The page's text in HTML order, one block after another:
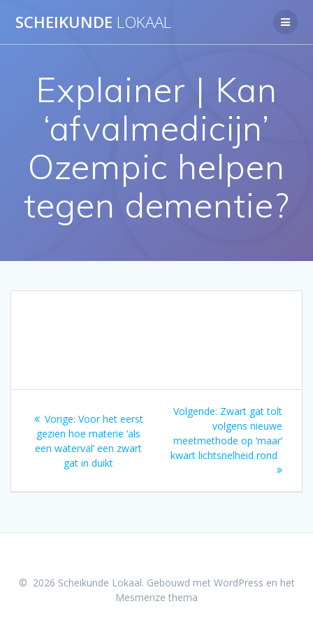
naar
SCHEIKUNDE LOKAAL
Explainer | Kan
‘afvalmedicijn’
Ozempic helpen
tegen dementie?
navigatie
Vorige: Vorig
bericht:
Voor het eerst
gezien hoe materie ‘als
een waterval’ een zwart
gat in duikt
Volgende: Volgend
bericht:
Zwart gat tolt
volgens nieuwe
meetmethode op ‘maar’
kwart lichtsnelheid rond
© 2026 Scheikunde Lokaal. Gebouwd met WordPress en het
Mesmerize thema